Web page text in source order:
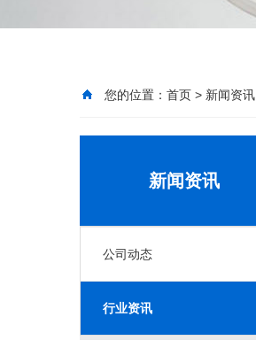
您的位置： 首页 > 新闻资讯
新闻资讯
公司动态
行业资讯